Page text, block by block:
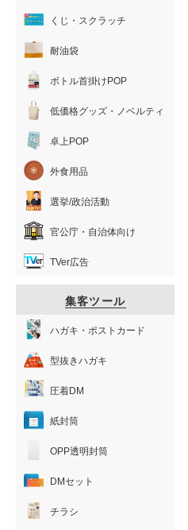
くじ・スクラッチ
耐油袋
ボトル首掛けPOP
低価格グッズ・ノベルティ
卓上POP
外食用品
選挙/政治活動
官公庁・自治体向け
TVer広告
集客ツール
ハガキ・ポストカード
型抜きハガキ
圧着DM
紙封筒
OPP透明封筒
DMセット
チラシ